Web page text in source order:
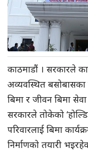
काठमाडौं । सरकारले
अव्यवस्थित बसोबासका
बिमा र जीवन बिमा सेवा
सरकारले तोकेको
परिवारलाई बिमा
निर्माणको तयारी